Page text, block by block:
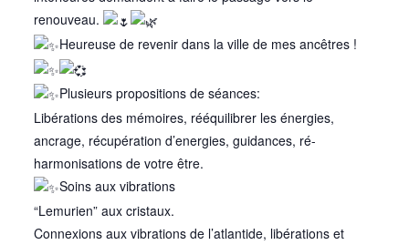
renouveau.
Heureuse de revenir dans la ville de mes ancêtres !
Plusieurs propositions de séances:
Libérations des mémoires, rééquilibrer les énergies,
ancrage, récupération d’energies, guidances, ré-
harmonisations de votre être.
Soins aux vibrations
“Lemurien” aux cristaux.
Connexions aux vibrations de l’atlantide, libérations et